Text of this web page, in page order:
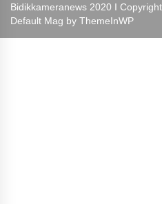
Bidikkameranews 2020 I
Default Mag by ThemeInWP